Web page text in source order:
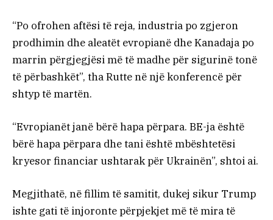
“Po ofrohen aftësi të reja, industria po zgjeron
prodhimin dhe aleatët evropianë dhe Kanadaja po
marrin përgjegjësi më të madhe për sigurinë tonë
të përbashkët”, tha Rutte në një konferencë për
shtyp të martën.
“Evropianët janë bërë hapa përpara. BE-ja është
bërë hapa përpara dhe tani është mbështetësi
kryesor financiar ushtarak për Ukrainën”, shtoi ai.
Megjithatë, në fillim të samitit, dukej sikur Trump
ishte gati të injoronte përpjekjet më të mira të